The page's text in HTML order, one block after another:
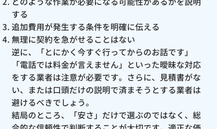
する
追加費用が発生する条件を明確に伝える
無理に契約を急がせることはない
逆に、「とにかく今すぐ行ってからのお話です」
「電話では料金が言えません」といった曖昧な対応
をする業者は注意が必要です。さらに、見積書がな
い、または口頭だけの説明で済まそうとする業者は
避けるべきでしょう。
結局のところ、「安さ」だけで選ぶのではなく、総